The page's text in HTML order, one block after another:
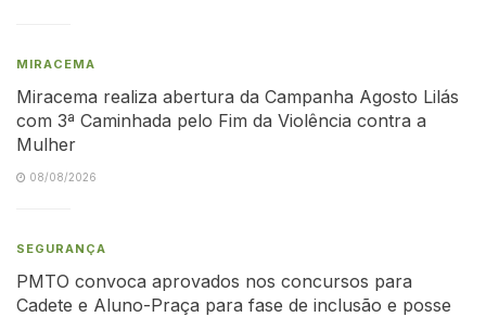
MIRACEMA
Miracema realiza abertura da Campanha Agosto Lilás
com 3ª Caminhada pelo Fim da Violência contra a
Mulher
08/08/2026
SEGURANÇA
PMTO convoca aprovados nos concursos para
Cadete e Aluno-Praça para fase de inclusão e posse